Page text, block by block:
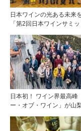
日本ワインの光ある未来
「第2回日本ワインサミ
日本初！ ワイン界最高峰
ー・オブ・ワイン」が山